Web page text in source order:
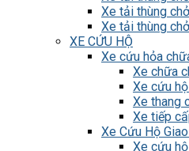
Xe tải thùng
Xe tải thùng
XE CỨU HỘ
Xe cứu hỏa
Xe chữa
Xe cứu
Xe thang
Xe tiếp
Xe Cứu Hộ
Xe cứu